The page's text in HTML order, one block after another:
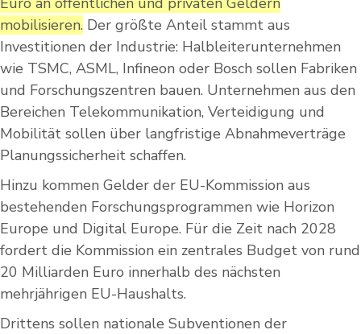
mobilisieren. Der größte Anteil stammt aus
Investitionen der Industrie: Halbleiterunternehmen
wie TSMC, ASML, Infineon oder Bosch sollen Fabriken
und Forschungszentren bauen. Unternehmen aus den
Bereichen Telekommunikation, Verteidigung und
Mobilität sollen über langfristige Abnahmeverträge
Planungssicherheit schaffen.
Hinzu kommen Gelder der EU-Kommission aus
bestehenden Forschungsprogrammen wie Horizon
Europe und Digital Europe. Für die Zeit nach 2028
fordert die Kommission ein zentrales Budget von rund
20 Milliarden Euro innerhalb des nächsten
mehrjährigen EU-Haushalts.
Drittens sollen nationale Subventionen der